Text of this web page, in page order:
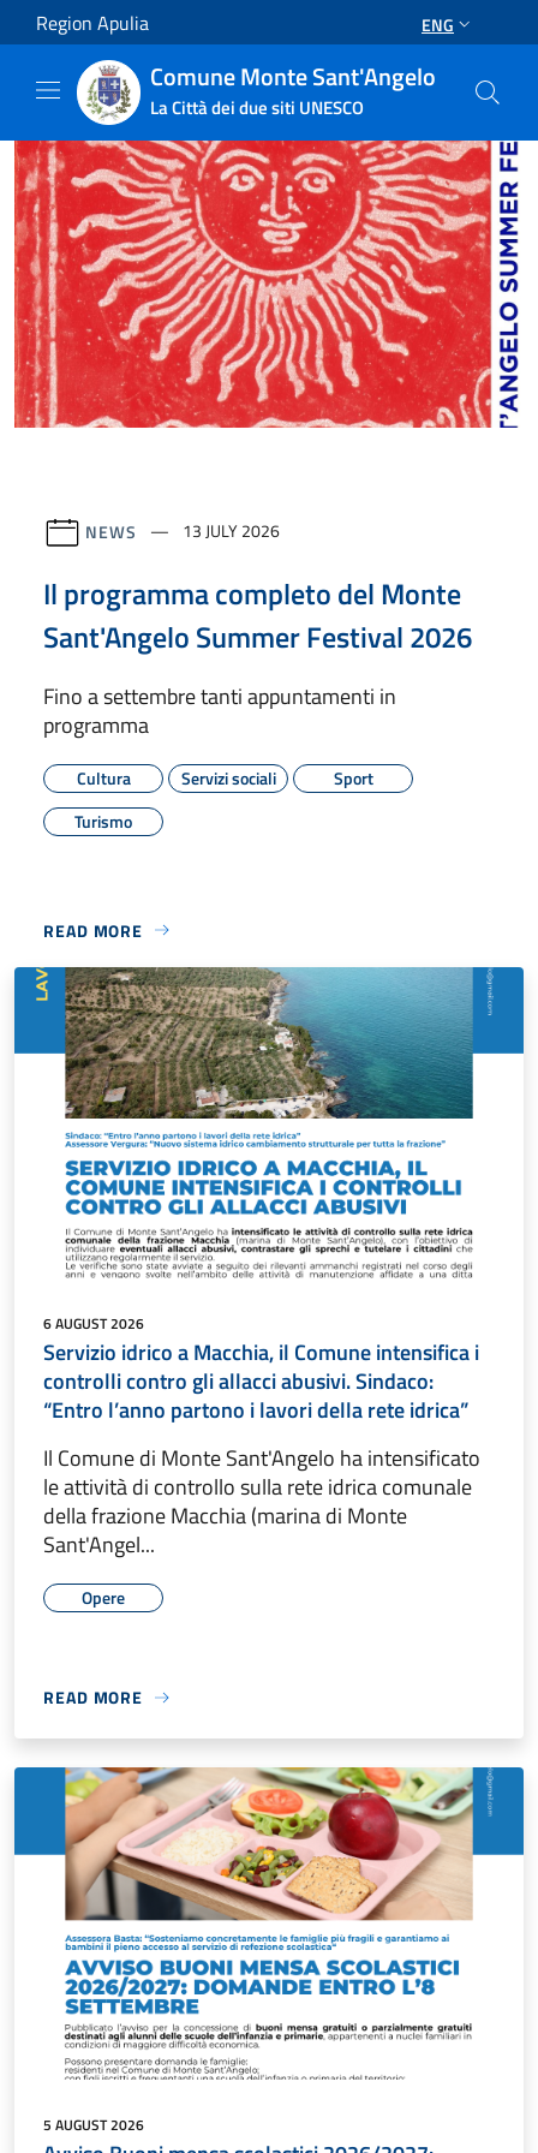
Salta al contenuto principale
Region Apulia ENG
Comune Monte Sant'Angelo
La Città dei due siti UNESCO
NEWS 13 JULY 2026
Il programma completo del Monte
Sant'Angelo Summer Festival 2026
Fino a settembre tanti appuntamenti in
programma
Cultura Servizi sociali
Sport
Turismo
READ MORE
6 AUGUST 2026
Servizio idrico a Macchia, il Comune intensifica i
controlli contro gli allacci abusivi. Sindaco:
“Entro l’anno partono i lavori della rete idrica”
Il Comune di Monte Sant'Angelo ha intensificato
le attività di controllo sulla rete idrica comunale
della frazione Macchia (marina di Monte
Sant'Angel...
Opere
READ MORE
5 AUGUST 2026